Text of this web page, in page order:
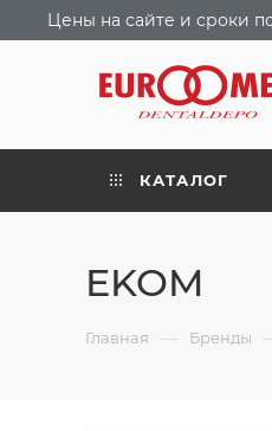
Цены на сайте и сроки
КАТАЛОГ
EKOM
Главная — Бренды